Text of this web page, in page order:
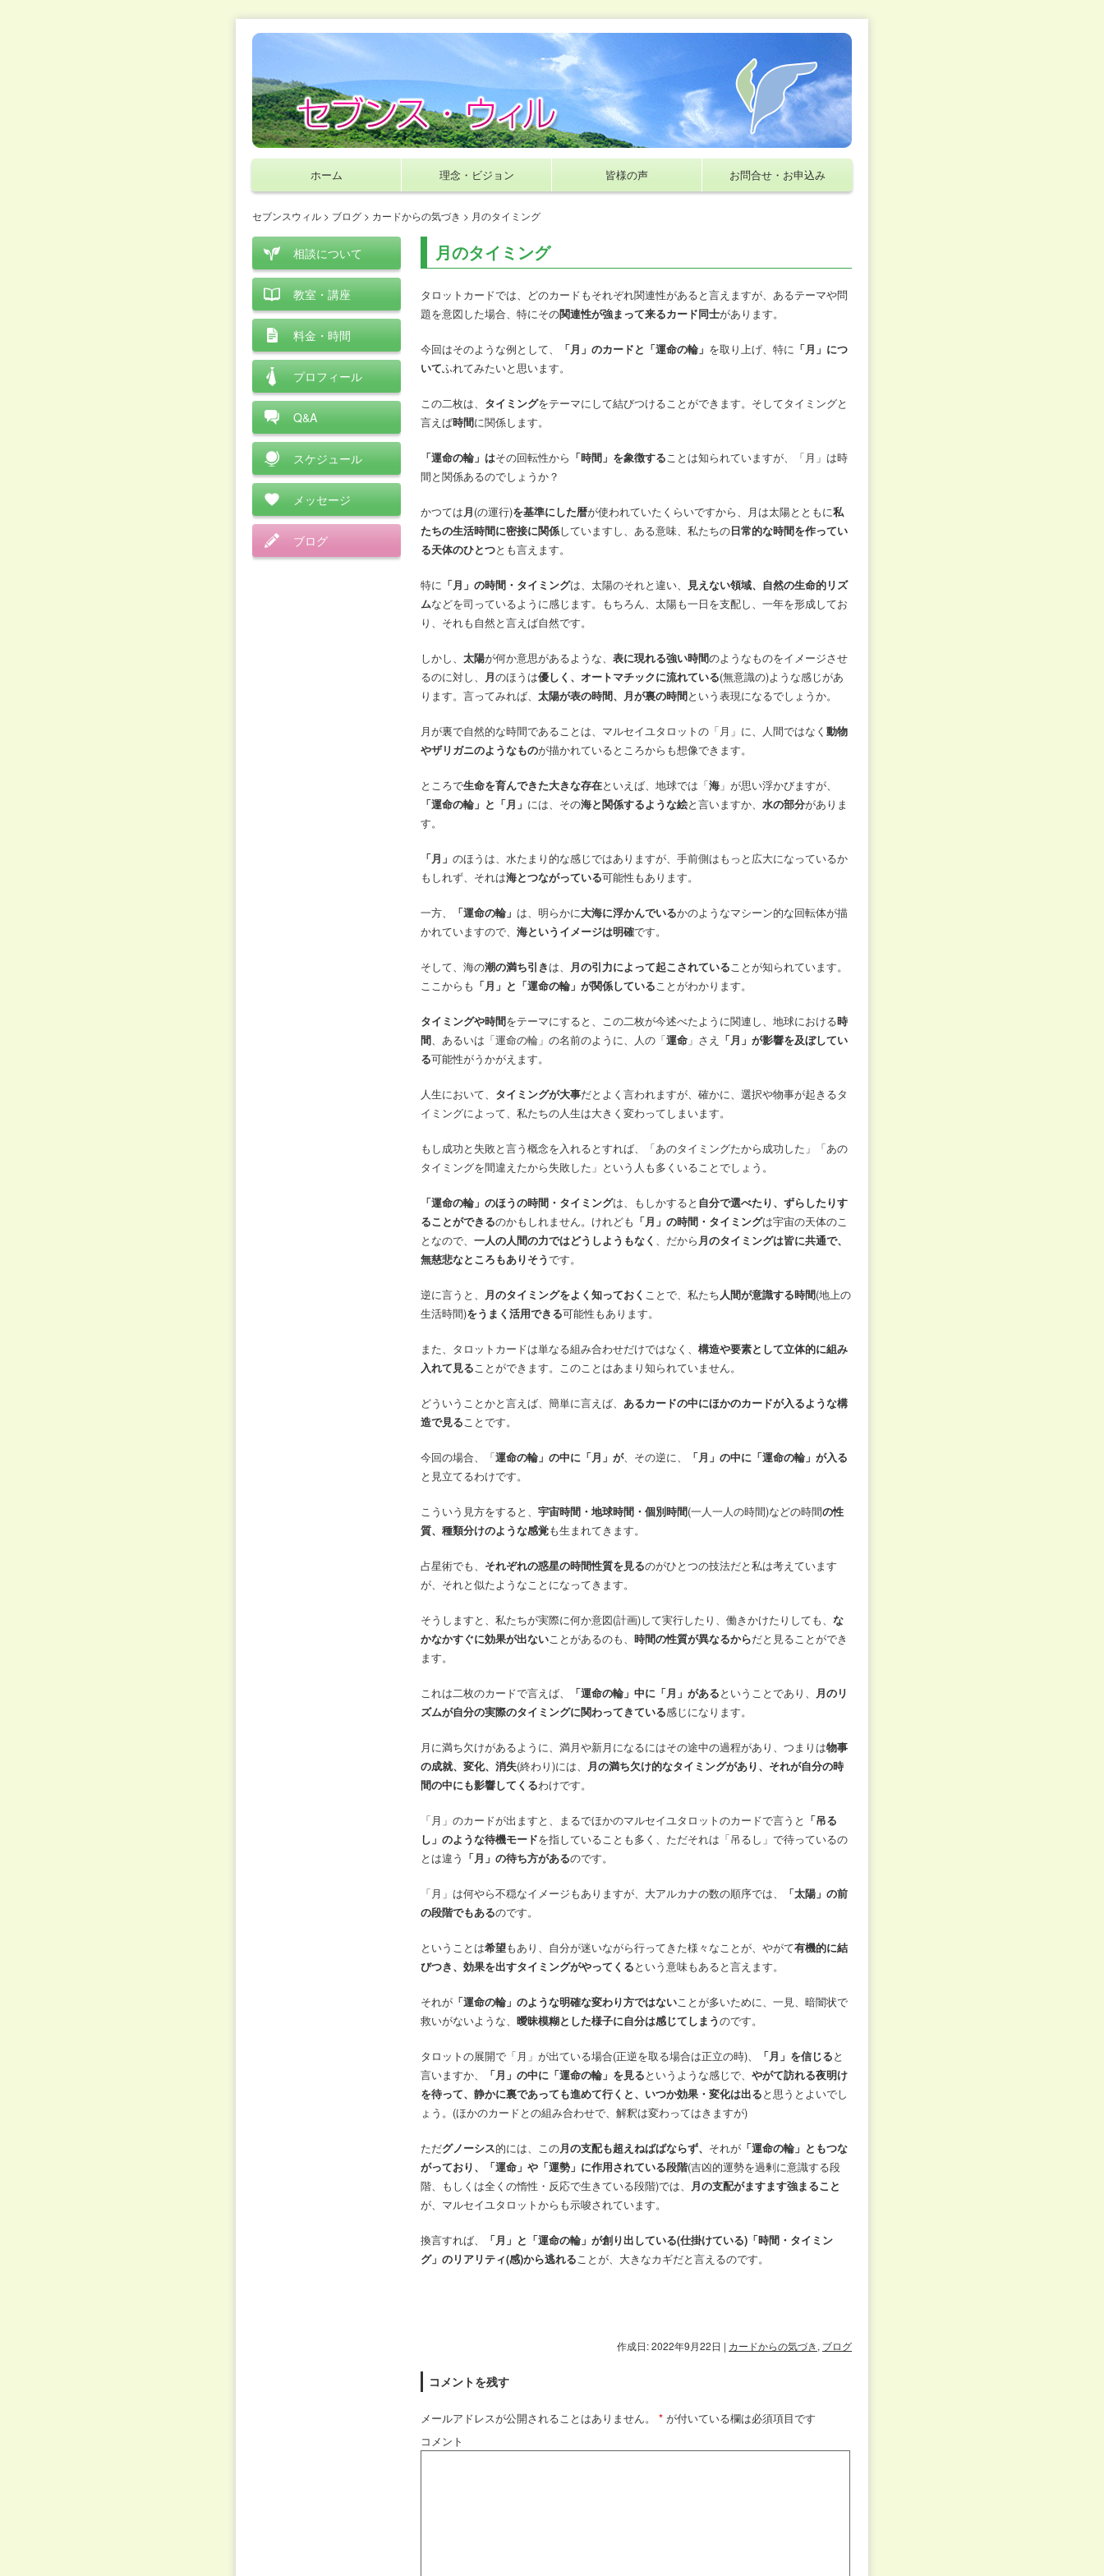
ホーム 理念・ビジョン 皆様の声 お問合せ・お申込み
セブンスウィル > ブログ > カードからの気づき > 月のタイミング
月のタイミング
タロットカードでは、どのカードもそれぞれ関連性があると言えますが、あるテーマや問
題を意図した場合、特にその関連性が強まって来るカード同士があります。
今回はそのような例として、 「月」のカードと「運命の輪」 を取り上げ、特に 「月」につ
いてふれてみたいと思います。
この二枚は、 タイミングをテーマにして結びつけることができます。そしてタイミングと
言えば時間に関係します。
「運命の輪」はその回転性から 「時間」を象徴することは知られていますが、「月」は時
間と関係あるのでしょうか？
かつては月(の運行)を基準にした暦が使われていたくらいですから、月は太陽とともに私
たちの生活時間に密接に関係していますし、ある意味、私たちの日常的な時間を作ってい
る天体のひとつとも言えます。
特に 「月」の時間・タイミングは、太陽のそれと違い、
見えない領域、自然の生命的リズ
ムなどを司っているように感じます。もちろん、太陽も一日を支配し、一年を形成してお
り、それも自然と言えば自然です。
しかし、 太陽が何か意思があるような、 表に現れる強い時間のようなものをイメージさせ
るのに対し、
月のほうは優しく、オートマチックに流れている(無意識の)ような感じがあ
ります。言ってみれば、 太陽が表の時間、月が裏の時間という表現になるでしょうか。
月が裏で自然的な時間であることは、マルセイユタロットの「月」に、人間ではなく 動物
やザリガニのようなものが描かれているところからも想像できます。
ところで生命を育んできた大きな存在といえば、地球では「海 」が思い浮かびますが、
「運命の輪」と「月」 には、その海と関係するような絵と言いますか、 水の部分がありま
す。
「月」 のほうは、水たまり的な感じではありますが、手前側はもっと広大になっているか
もしれず、それは海とつながっている可能性もあります。
一方、 「運命の輪」 は、明らかに大海に浮かんでいるかのようなマシーン的な回転体が描
かれていますので、 海というイメージは明確です。
そして、海の潮の満ち引きは、 月の引力によって起こされていることが知られています。
ここからも 「月」と「運命の輪」が関係していることがわかります。
タイミングや時間をテーマにすると、この二枚が今述べたように関連し、地球における時
間、あるいは「運命の輪」の名前のように、人の「運命 」さえ 「月」が影響を及ぼしてい
る可能性がうかがえます。
人生において、 タイミングが大事だとよく言われますが、確かに、選択や物事が起きるタ
イミングによって、私たちの人生は大きく変わってしまいます。
もし成功と失敗と言う概念を入れるとすれば、「あのタイミングたから成功した」「あの
タイミングを間違えたから失敗した」という人も多くいることでしょう。
「運命の輪」のほうの時間・タイミングは、もしかすると 自分で選べたり、ずらしたりす
ることができるのかもしれません。けれども 「月」の時間・タイミングは宇宙の天体のこ
となので、 一人の人間の力ではどうしようもなく 、だから 月のタイミングは皆に共通で、
無慈悲なところもありそうです。
逆に言うと、 月のタイミングをよく知っておく ことで、私たち人間が意識する時間(地上の
生活時間)をうまく活用できる可能性もあります。
また、タロットカードは単なる組み合わせだけではなく、 構造や要素として立体的に組み
入れて見ることができます。このことはあまり知られていません。
どういうことかと言えば、簡単に言えば、 あるカードの中にほかのカードが入るような構
造で見ることです。
今回の場合、「運命の輪」の中に「月」が、その逆に、
「月」の中に「運命の輪」が入る
と見立てるわけです。
こういう見方をすると、 宇宙時間・地球時間・個別時間(一人一人の時間)などの時間の性
質、種類分けのような感覚も生まれてきます。
占星術でも、 それぞれの惑星の時間性質を見るのがひとつの技法だと私は考えています
が、それと似たようなことになってきます。
そうしますと、私たちが実際に何か意図(計画)して実行したり、働きかけたりしても、 な
かなかすぐに効果が出ないことがあるのも、 時間の性質が異なるからだと見ることができ
ます。
これは二枚のカードで言えば、 「運命の輪」中に「月」があるということであり、
月のリ
ズムが自分の実際のタイミングに関わってきている感じになります。
月に満ち欠けがあるように、満月や新月になるにはその途中の過程があり、つまりは物事
の成就、変化、消失(終わり)には、
月の満ち欠け的なタイミングがあり、それが自分の時
間の中にも影響してくるわけです。
「月」のカードが出ますと、まるでほかのマルセイユタロットのカードで言うと 「吊る
し」のような待機モードを指していることも多く、ただそれは「吊るし」で待っているの
とは違う 「月」の待ち方があるのです。
「月」は何やら不穏なイメージもありますが、大アルカナの数の順序では、
「太陽」の前
の段階でもあるのです。
ということは希望もあり、自分が迷いながら行ってきた様々なことが、やがて有機的に結
びつき、効果を出すタイミングがやってくるという意味もあると言えます。
それが 「運命の輪」のような明確な変わり方ではないことが多いために、一見、暗闇状で
救いがないような、 曖昧模糊とした様子に自分は感じてしまうのです。
タロットの展開で「月」が出ている場合(正逆を取る場合は正立の時)、 「月」を信じると
言いますか、
「月」の中に「運命の輪」を見るというような感じで、 やがて訪れる夜明け
を待って、静かに裏であっても進めて行くと、いつか効果・変化は出ると思うとよいでし
ょう。(ほかのカードとの組み合わせで、解釈は変わってはきますが)
ただグノーシス的には、この月の支配も超えねばばならず、 それが 「運命の輪」ともつな
がっており、「運命」や「運勢」に作用されている段階(吉凶的運勢を過剰に意識する段
階、もしくは全くの惰性・反応で生きている段階)では、
月の支配がますます強まること
が、マルセイユタロットからも示唆されています。
換言すれば、
「月」と「運命の輪」が創り出している(仕掛けている)「時間・タイミン
グ」のリアリティ(感)から逃れることが、大きなカギだと言えるのです。
作成日: 2022年9月22日 | カードからの気づき, ブログ
コメントを残す
メールアドレスが公開されることはありません。 * が付いている欄は必須項目です
コメント
相談について
教室・講座
料金・時間
プロフィール
Q&A
スケジュール
メッセージ
ブログ